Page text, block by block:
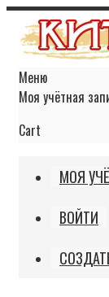
Меню
Моя учётная
Cart
МОЯ
ВОЙТИ